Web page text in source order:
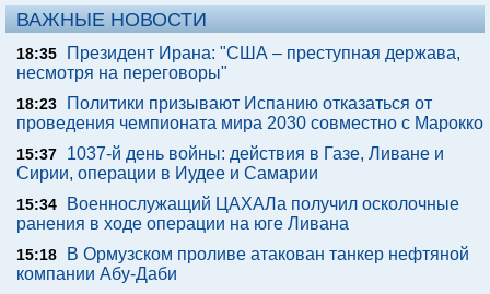
ВАЖНЫЕ НОВОСТИ
18:35
Президент Ирана: "США – преступная держава,
несмотря на переговоры"
18:23
Политики призывают Испанию отказаться от
проведения чемпионата мира 2030 совместно с Марокко
15:37
1037-й день войны: действия в Газе, Ливане и
Сирии, операции в Иудее и Самарии
15:34
Военнослужащий ЦАХАЛа получил осколочные
ранения в ходе операции на юге Ливана
15:18
В Ормузском проливе атакован танкер нефтяной
компании Абу-Даби